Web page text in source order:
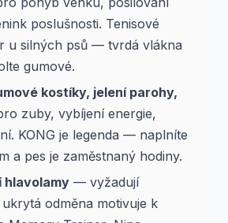
poslušnosti. Tenisové
u silných psů — tvrdá vlákna
gumové.
kostíky, jelení parohy,
zuby, vybíjení energie,
KONG je legenda — naplníte
a pes je zaměstnaný hodiny.
hlavolamy — vyžadují
odměna motivuje k